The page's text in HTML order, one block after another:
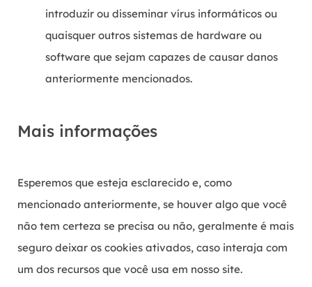
introduzir ou disseminar vírus informáticos ou
quaisquer outros sistemas de hardware ou
software que sejam capazes de causar danos
anteriormente mencionados.
Mais informações
Esperemos que esteja esclarecido e, como
mencionado anteriormente, se houver algo que você
não tem certeza se precisa ou não, geralmente é mais
seguro deixar os cookies ativados, caso interaja com
um dos recursos que você usa em nosso site.